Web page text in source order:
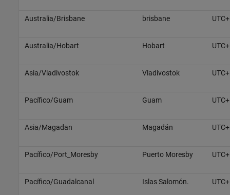
Australia/Brisbane brisbane
Australia/Hobart Hobart
Asia/Vladivostok Vladivostok
Pacífico/Guam Guam
Asia/Magadan Magadán
Pacífico/Port_Moresby Puerto Moresby
Pacífico/Guadalcanal Islas Salomón.